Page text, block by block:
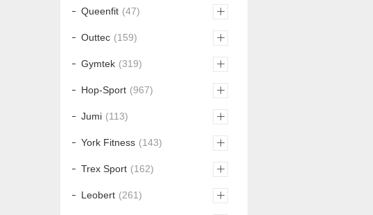
Queenfit 47
Outtec 159
Gymtek 319
Hop-Sport 967
Jumi 113
York Fitness 143
Trex Sport 162
Leobert 261